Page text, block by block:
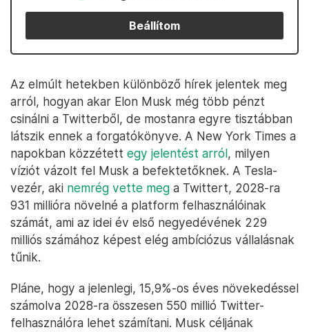
Beállítom
Az elmúlt hetekben különböző hírek jelentek meg
arról, hogyan akar Elon Musk még több pénzt
csinálni a Twitterből, de mostanra egyre tisztábban
látszik ennek a forgatókönyve. A New York Times a
napokban közzétett egy jelentést arról, milyen
víziót vázolt fel Musk a befektetőknek. A Tesla-
vezér, aki nemrég vette meg a Twittert, 2028-ra
931 millióra növelné a platform felhasználóinak
számát, ami az idei év első negyedévének 229
milliós számához képest elég ambíciózus vállalásnak
tűnik.
Pláne, hogy a jelenlegi, 15,9%-os éves növekedéssel
számolva 2028-ra összesen 550 millió Twitter-
felhasználóra lehet számítani. Musk céljának